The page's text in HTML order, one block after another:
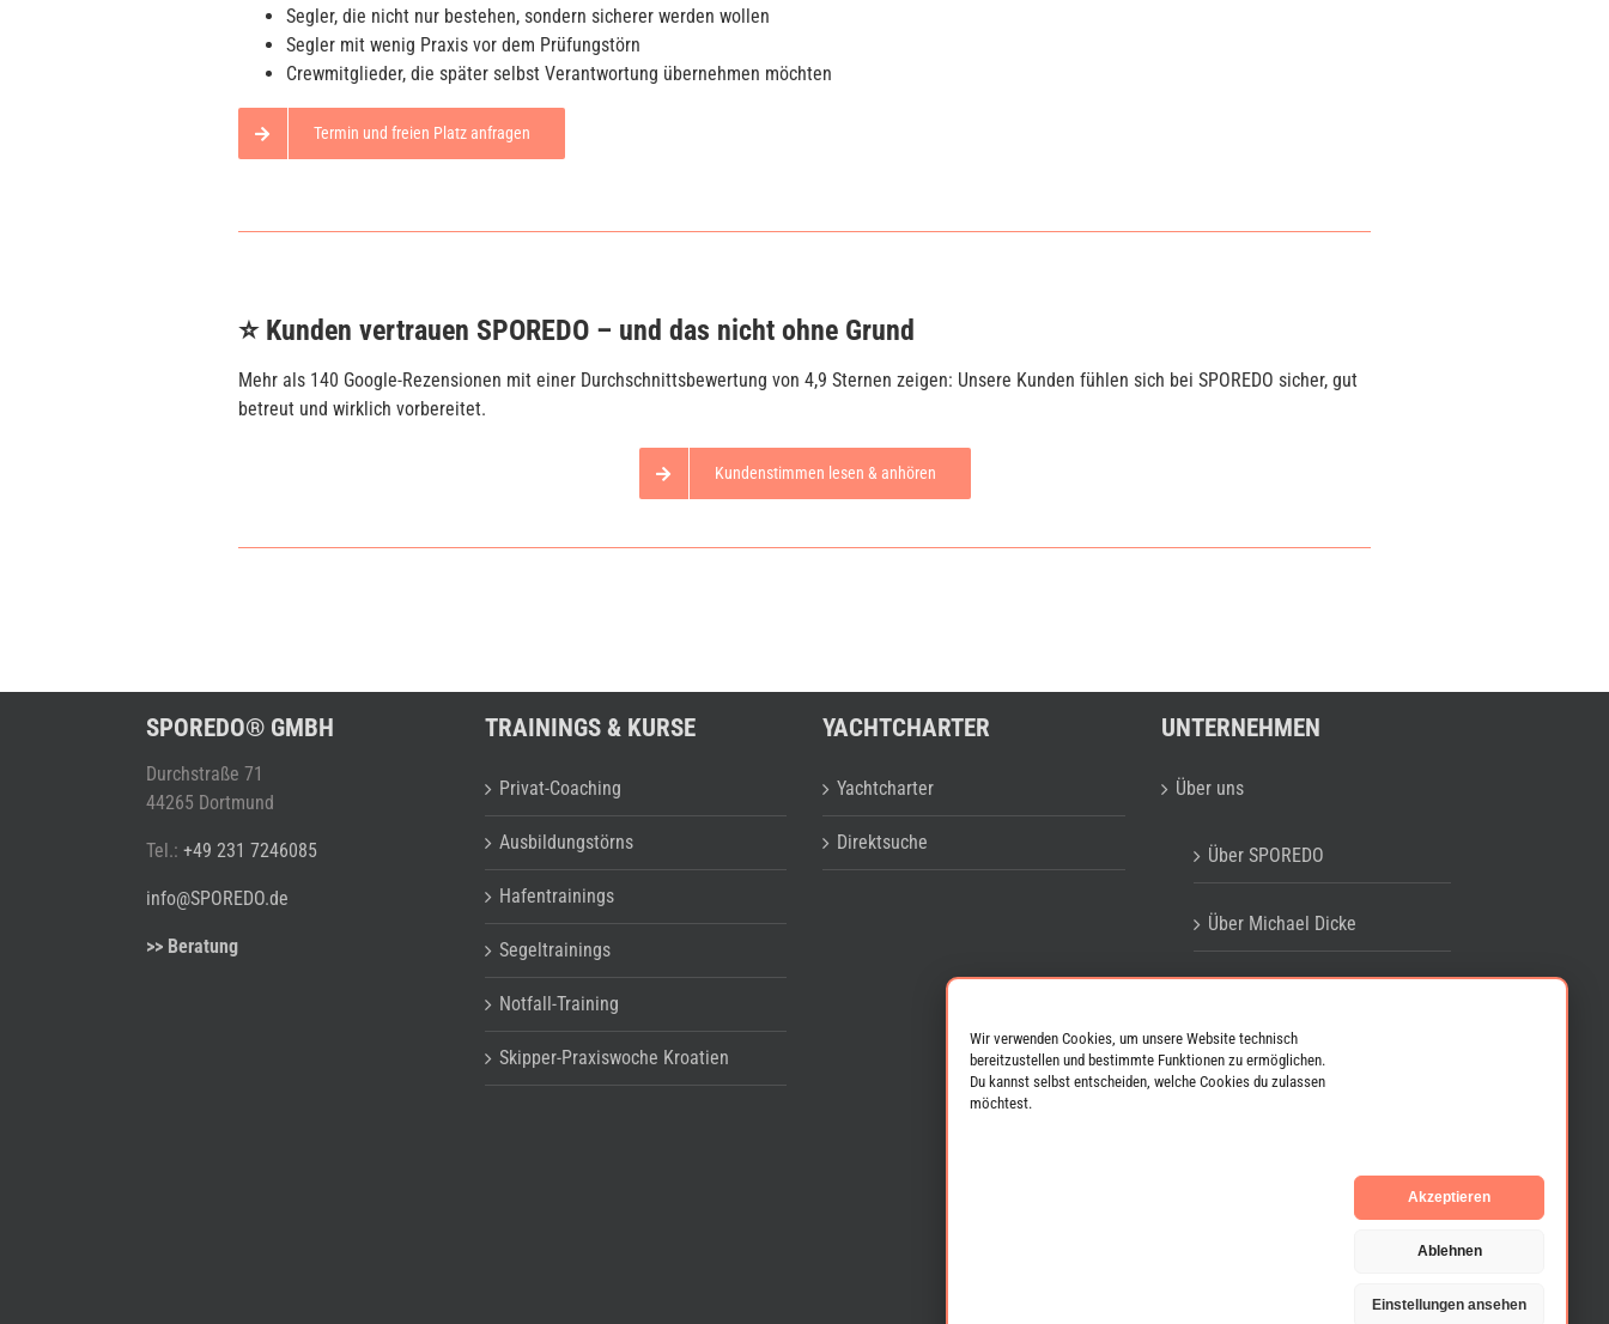
Wir verwenden Cookies, um unsere Website technisch
bereitzustellen und bestimmte Funktionen zu ermöglichen.
Du kannst selbst entscheiden, welche Cookies du zulassen
möchtest.
Akzeptieren
Ablehnen
Einstellungen ansehen
Segler, die nicht nur bestehen, sondern sicherer werden wollen
Segler mit wenig Praxis vor dem Prüfungstörn
Crewmitglieder, die später selbst Verantwortung übernehmen möchten
Termin und freien Platz anfragen
⭐ Kunden vertrauen SPOREDO – und das nicht ohne Grund
Mehr als 140 Google-Rezensionen mit einer Durchschnittsbewertung von 4,9 Sternen zeigen: Unsere Kunden fühlen sich bei SPOREDO sicher, gut
betreut und wirklich vorbereitet.
Kundenstimmen lesen & anhören
SPOREDO® GMBH
Durchstraße 71
44265 Dortmund
Tel.: +49 231 7246085
info@SPOREDO.de
>> Beratung
TRAININGS & KURSE
Privat-Coaching
Ausbildungstörns
Hafentrainings
Segeltrainings
Notfall-Training
Skipper-Praxiswoche Kroatien
YACHTCHARTER
Yachtcharter
Direktsuche
UNTERNEHMEN
Über uns
Über SPOREDO
Über Michael Dicke
Kundenstimmen
Cookie-Richtlinie (EU)
Datenschutzerklärung